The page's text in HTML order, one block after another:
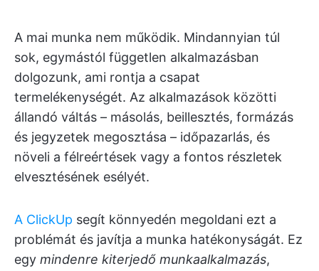
A mai munka nem működik. Mindannyian túl
sok, egymástól független alkalmazásban
dolgozunk, ami rontja a csapat
termelékenységét. Az alkalmazások közötti
állandó váltás – másolás, beillesztés, formázás
és jegyzetek megosztása – időpazarlás, és
növeli a félreértések vagy a fontos részletek
elvesztésének esélyét.
A ClickUp segít könnyedén megoldani ezt a
problémát és javítja a munka hatékonyságát. Ez
egy mindenre kiterjedő munkaalkalmazás,